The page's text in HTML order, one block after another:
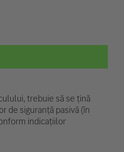
trebuie să se țină
de siguranță pasivă (în
indicațiilor